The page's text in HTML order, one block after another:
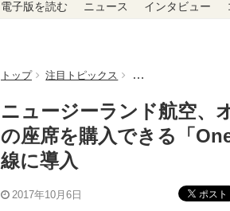
電子版を読む ニュース インタビュー
トップ 注目トピックス ニュージーランド
ニュージーランド航空、
の座席を購入できる「
線に導入
2017年10月6日 ポスト